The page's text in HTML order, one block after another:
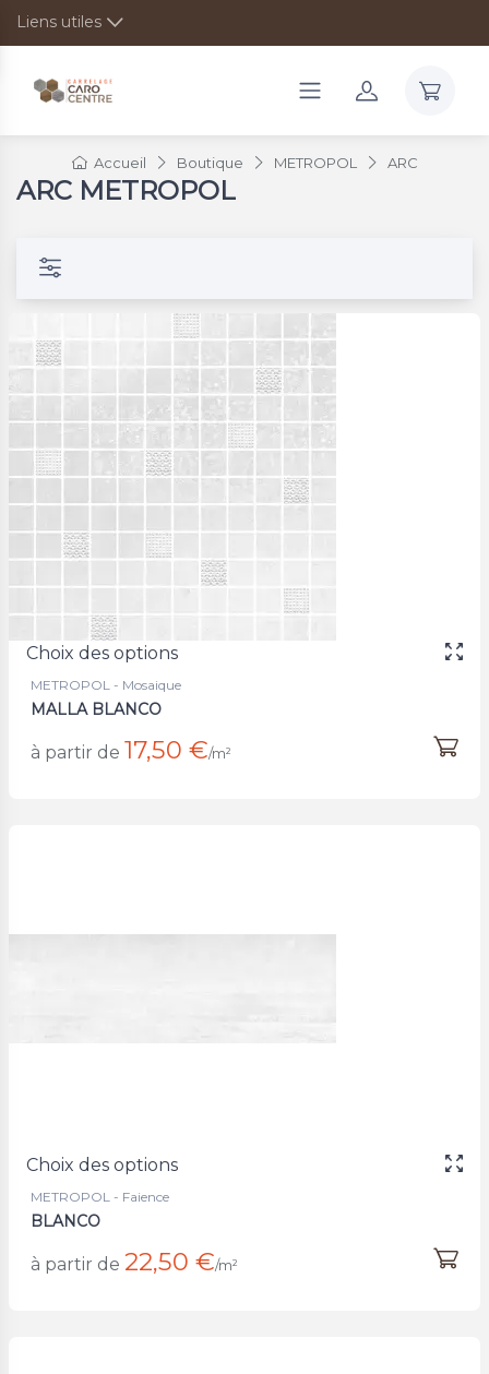
Liens utiles
Accueil Boutique METROPOL ARC
ARC METROPOL
Choix des options
METROPOL - Mosaique
MALLA BLANCO
à partir de 17,50 €/m²
Choix des options
METROPOL - Faience
BLANCO
à partir de 22,50 €/m²